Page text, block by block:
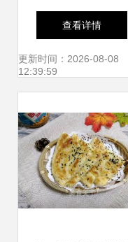
干 一口香脆，九重
蔬香
查看详情
更新时间：2026-08-08
12:39:59